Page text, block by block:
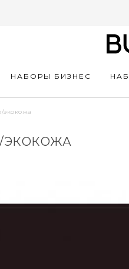
НАБОРЫ БИЗНЕС
экокожа
ЭКОКОЖА